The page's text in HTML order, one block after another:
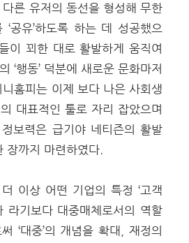
른 유저의 동선을 형성해 무한
공유’하도록 하는 데 성공했으
이 꾀한 대로 활발하게 움직여
‘행동’ 덕분에 새로운 문화마저
홈피는 이제 보다 나은 사회생
대표적인 툴로 자리 잡았으며
보력은 급기야 네티즌의 활발
장까지 마련하였다.
이상 어떤 기업의 특정 ‘고객
라기보다 대중매체로서의 역할
‘대중’의 개념을 확대, 재정의